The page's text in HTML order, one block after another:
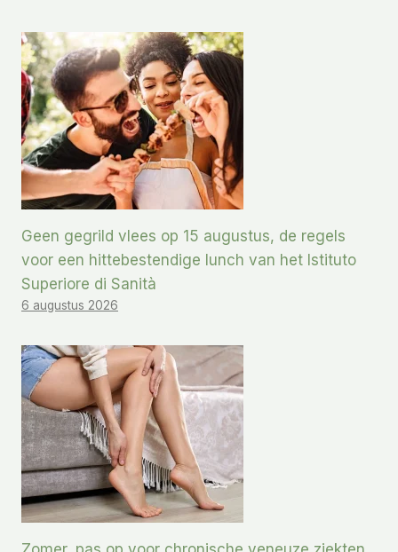
Geen gegrild vlees op 15 augustus, de regels
voor een hittebestendige lunch van het Istituto
Superiore di Sanità
6 augustus 2026